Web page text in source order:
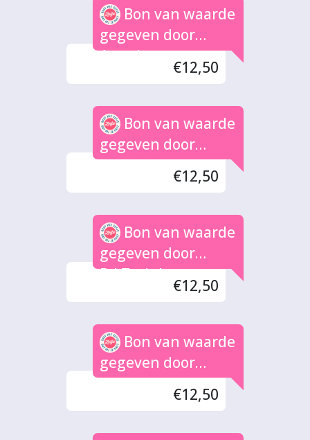
Bon van waarde
gegeven door
Anneke
€12,50
Bon van waarde
gegeven door
André Diseraad
€12,50
Bon van waarde
gegeven door
D.J.Terink
€12,50
Bon van waarde
gegeven door
nathalie
€12,50